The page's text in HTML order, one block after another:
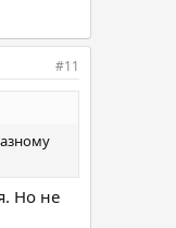
#11
Но не